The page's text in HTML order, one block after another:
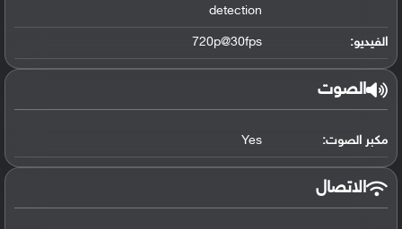
detection
الفيديو: 720p@30fps
الصوت
مكبر الصوت: Yes
الاتصال